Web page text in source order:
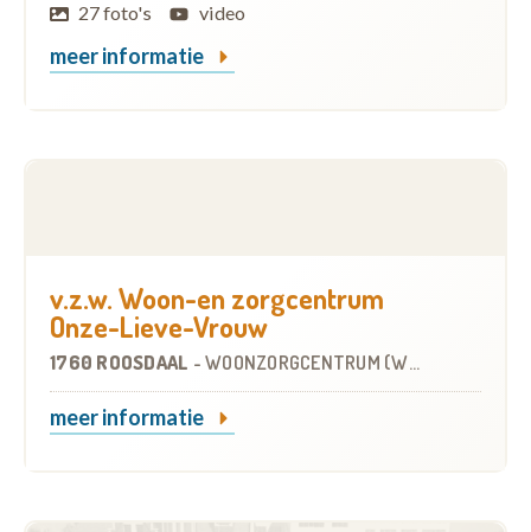
27 foto's
video
meer informatie
v.z.w. Woon-en zorgcentrum
Onze-Lieve-Vrouw
1760 ROOSDAAL - WOONZORGCENTRUM (WZC)
meer informatie